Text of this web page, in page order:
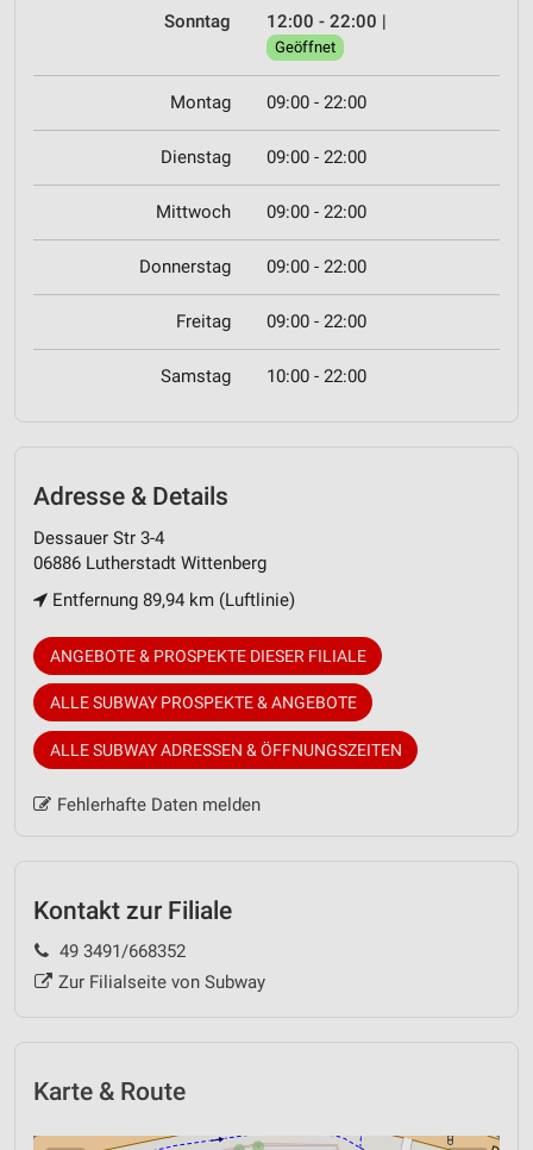
Sonntag 12:00 - 22:00 |
Geöffnet
Montag 09:00 - 22:00
Dienstag 09:00 - 22:00
Mittwoch 09:00 - 22:00
Donnerstag 09:00 - 22:00
Freitag 09:00 - 22:00
Samstag 10:00 - 22:00
Adresse & Details
Dessauer Str 3-4
06886 Lutherstadt Wittenberg
Entfernung 89,94 km (Luftlinie)
ANGEBOTE & PROSPEKTE DIESER FILIALE
ALLE SUBWAY PROSPEKTE & ANGEBOTE
ALLE SUBWAY ADRESSEN & ÖFFNUNGSZEITEN
Fehlerhafte Daten melden
Kontakt zur Filiale
49 3491/668352
Zur Filialseite von Subway
Karte & Route